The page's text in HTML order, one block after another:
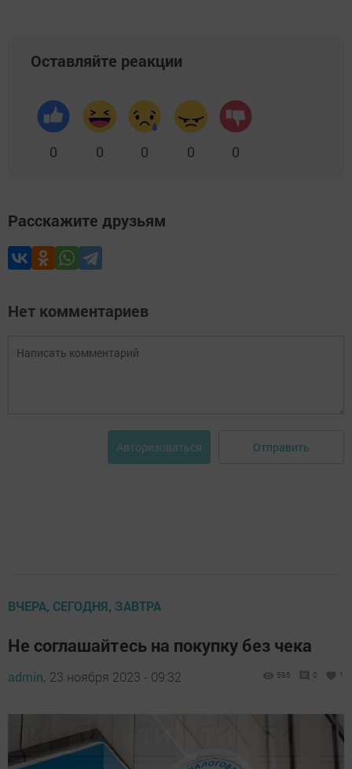
Оставляйте реакции
0 0 0 0 0
Расскажите друзьям
Нет комментариев
Авторизоваться Отправить
ВЧЕРА, СЕГОДНЯ, ЗАВТРА
Не соглашайтесь на покупку без чека
admin, 23 ноября 2023 - 09:32 595 0 1